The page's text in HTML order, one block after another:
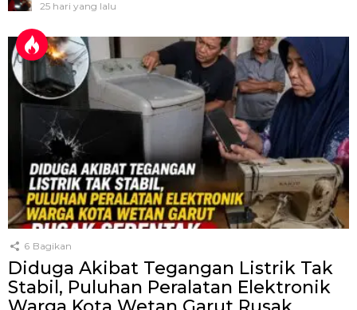
25 hari yang lalu
6 Bagikan
Diduga Akibat Tegangan Listrik Tak
Stabil, Puluhan Peralatan Elektronik